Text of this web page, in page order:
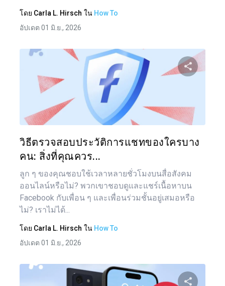
โดย Carla L. Hirsch ใน How To
อัปเดต 01 มิ.ย., 2026
วิธีตรวจสอบประวัติการแชทของใครบาง
คน: สิ่งที่คุณควร...
ลูก ๆ ของคุณชอบใช้เวลาหลายชั่วโมงบนสื่อสังคม
ออนไลน์หรือไม่? พวกเขาชอบดูและแชร์เนื้อหาบน
Facebook กับเพื่อน ๆ และเพื่อนร่วมชั้นอยู่เสมอหรือ
ไม่? เราไม่ได้...
โดย Carla L. Hirsch ใน How To
อัปเดต 01 มิ.ย., 2026